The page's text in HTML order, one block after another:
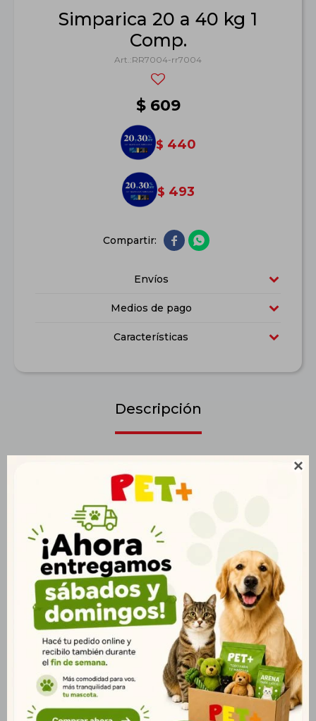

Simparica 20 a 40 kg 1
Comp.
RR7004-rr7004
$ 609
$ 440
$ 493
 
Envíos
Medios de pago
Características
Descripción
administra por vía oral una vez al mes y está formulado para el
tratamiento y control de infestaciones de pulgas y garrapatas.
Es una tableta masticable con sabor palatable cuyo efecto
empezará 3 horas después de que se haya consumido la
tableta y se extenderá hasta el día 35, protegiendo de forma
segura a tu perro por más tiempo.
Productos que te pueden interesar